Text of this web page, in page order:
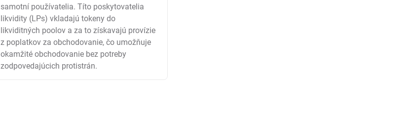
samotní používatelia. Títo poskytovatelia
likvidity (LPs) vkladajú tokeny do
likviditných poolov a za to získavajú provízie
z poplatkov za obchodovanie, čo umožňuje
okamžité obchodovanie bez potreby
zodpovedajúcich protistrán.